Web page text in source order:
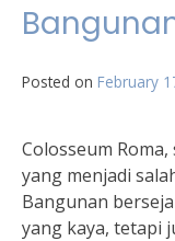
Posted on February
Colosseum
yang menjadi
Bangunan
yang kaya, tetapi